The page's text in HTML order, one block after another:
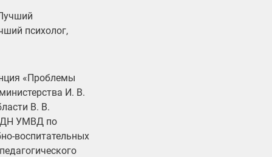
психолог,
«Проблемы
И. В.
В. В.
УМВД по
воспитательных